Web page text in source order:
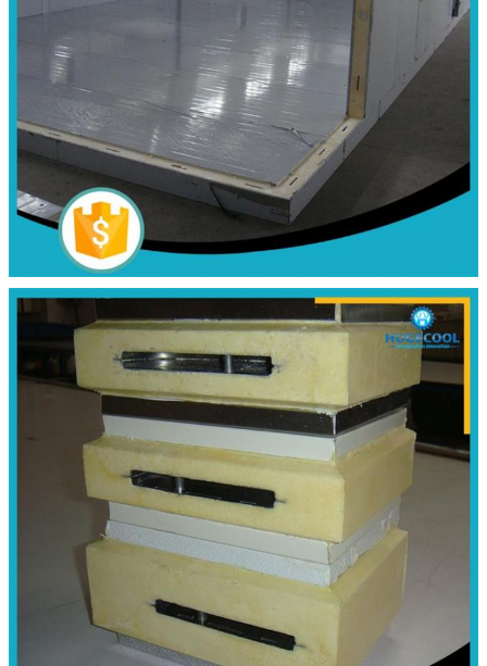
একটি বার্তা রেখে যান
আমরা শীঘ্রই আপনাকে আবার কল করব!